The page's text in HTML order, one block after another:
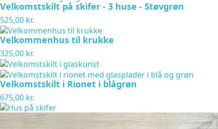
Velkomstskilt på skifer - 3 huse - Støvgrøn
525,00 kr.
Velkommenhus til krukke
325,00 kr.
Velkomstskilt i Rionet i blågrøn
675,00 kr.